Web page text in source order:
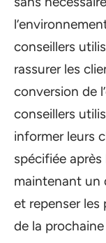
conseillers
rassurer les
conversion de
conseillers
informer leurs
spécifiée
maintenant un
et repenser les
de la